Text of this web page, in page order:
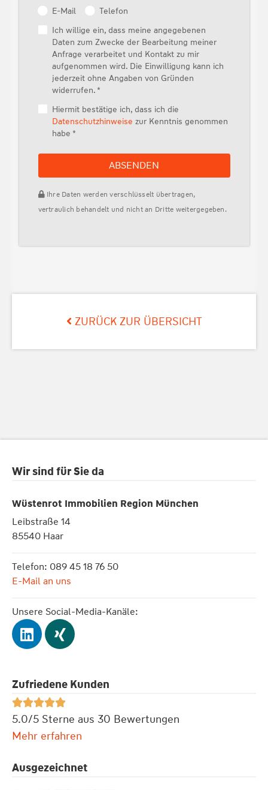
Wir sind für Sie da
Wüstenrot Immobilien Region München
Leibstraße 14
85540 Haar
Telefon: 089 45 18 76 50
E-Mail an uns
Unsere Social-Media-Kanäle:
Zufriedene Kunden

5.0/5 Sterne aus 30 Bewertungen
Mehr erfahren
Ausgezeichnet
E-Mail
Telefon
Ich willige ein, dass meine angegebenen
Daten zum Zwecke der Bearbeitung meiner
Anfrage verarbeitet und Kontakt zu mir
aufgenommen wird. Die Einwilligung kann ich
jederzeit ohne Angaben von Gründen
widerrufen. *
Hiermit bestätige ich, dass ich die
Datenschutzhinweise zur Kenntnis genommen
habe *
ABSENDEN
Ihre Daten werden verschlüsselt übertragen,
vertraulich behandelt und nicht an Dritte weitergegeben.
ZURÜCK ZUR ÜBERSICHT